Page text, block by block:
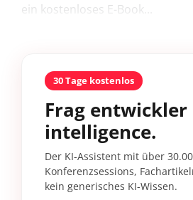
ein kostenloses E-Book...
30 Tage kostenlos
Frag entwickler
intelligence.
Der KI-Assistent mit über
Konferenzsessions,
kein generisches KI-Wissen.